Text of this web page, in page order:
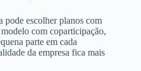
pode escolher planos com
com coparticipação,
parte em cada
da empresa fica mais